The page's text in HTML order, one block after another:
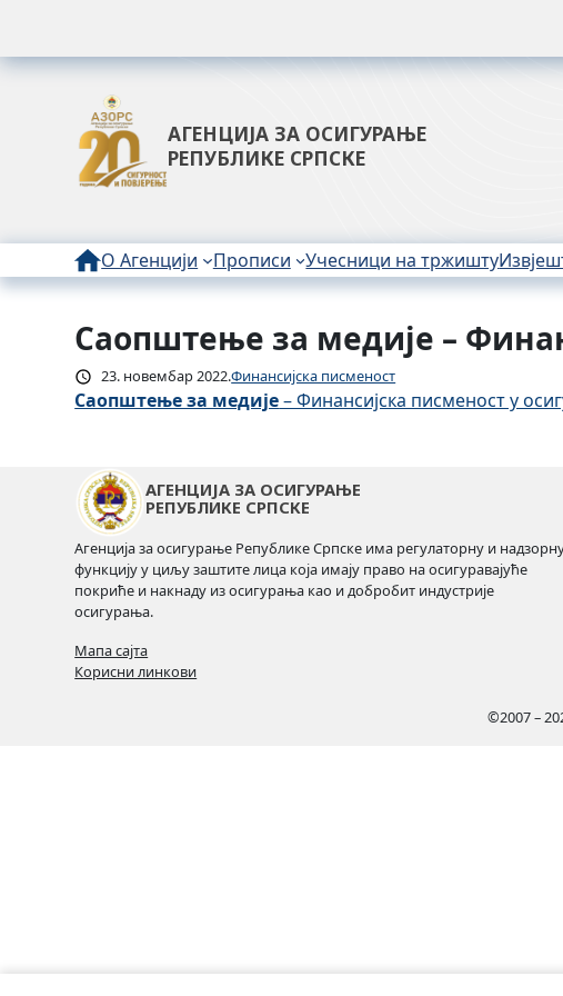
АГЕНЦИЈА ЗА ОСИГУРАЊЕ
РЕПУБЛИКЕ СРПСКЕ
О Агенцији Прописи Учесници на тржишту
Саопштење за медије –
23. новембар 2022.Финансијска писменост
Саопштење за медије– Финансијска писменост у
АГЕНЦИЈА ЗА ОСИГУРАЊЕ
РЕПУБЛИКЕ СРПСКЕ
Агенција за осигурање Републике Српске има регулаторну и
функцију у циљу заштите лица која имају право на осигуравајуће
покриће и накнаду из осигурања као и добробит индустрије
осигурања.
Мапа сајта
Корисни линкови
©2007 –